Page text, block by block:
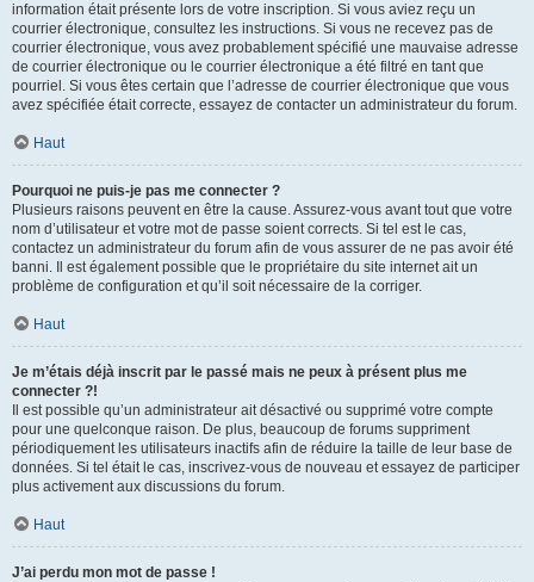
information était présente lors de votre inscription. Si vous aviez reçu un
courrier électronique, consultez les instructions. Si vous ne recevez pas de
courrier électronique, vous avez probablement spécifié une mauvaise adresse
de courrier électronique ou le courrier électronique a été filtré en tant que
pourriel. Si vous êtes certain que l’adresse de courrier électronique que vous
avez spécifiée était correcte, essayez de contacter un administrateur du forum.
Haut
Pourquoi ne puis-je pas me connecter ?
Plusieurs raisons peuvent en être la cause. Assurez-vous avant tout que votre
nom d’utilisateur et votre mot de passe soient corrects. Si tel est le cas,
contactez un administrateur du forum afin de vous assurer de ne pas avoir été
banni. Il est également possible que le propriétaire du site internet ait un
problème de configuration et qu’il soit nécessaire de la corriger.
Haut
Je m’étais déjà inscrit par le passé mais ne peux à présent plus me
connecter ?!
Il est possible qu’un administrateur ait désactivé ou supprimé votre compte
pour une quelconque raison. De plus, beaucoup de forums suppriment
périodiquement les utilisateurs inactifs afin de réduire la taille de leur base de
données. Si tel était le cas, inscrivez-vous de nouveau et essayez de participer
plus activement aux discussions du forum.
Haut
J’ai perdu mon mot de passe !